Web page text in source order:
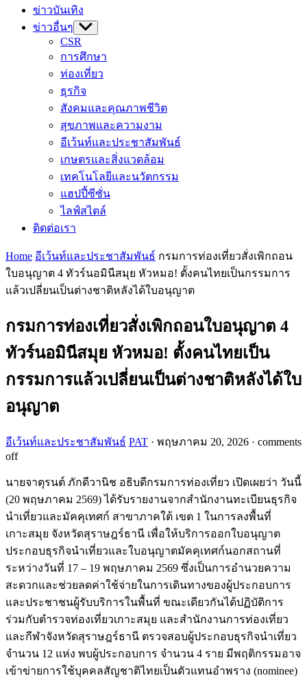
ข่าวบันเทิง
ข่าวอื่นๆ Show
sub
menu
CSR
การศึกษา
ท่องเที่ยว
ธุรกิจ
สังคมและคุณภาพชีวิต
สุขภาพและความงาม
อีเว้นท์และประชาสัมพันธ์
เกษตรและสิ่งแวดล้อม
เทคโนโลยีและนวัตกรรม
แฮปปี้ซีซั่น
ไลฟ์สไตล์
ติดต่อเรา
Home อีเว้นท์และประชาสัมพันธ์ กรมการท่องเที่ยวสั่งเพิกถอน
ใบอนุญาต 4 ทัวร์นอมินีสมุย หัวหมอ! ตั้งคนไทยเป็นกรรมการ
แล้วเปลี่ยนเป็นต่างชาติหลังได้ใบอนุญาต
กรมการท่องเที่ยวสั่งเพิกถอนใบอนุญาต 4
ทัวร์นอมินีสมุย หัวหมอ! ตั้งคนไทยเป็น
กรรมการแล้วเปลี่ยนเป็นต่างชาติหลังได้ใบ
อนุญาต
อีเว้นท์และประชาสัมพันธ์ PAT · พฤษภาคม 20, 2026 · comments
off
นายจาตุรนต์ ภักดีวานิช อธิบดีกรมการท่องเที่ยว เปิดเผยว่า วันนี้
(20 พฤษภาคม 2569) ได้รับรายงานจากสำนักงานทะเบียนธุรกิจ
นำเที่ยวและมัคคุเทศก์ สาขาภาคใต้ เขต 1 ในการลงพื้นที่
เกาะสมุย จังหวัดสุราษฎร์ธานี เพื่อให้บริการออกใบอนุญาต
ประกอบธุรกิจนำเที่ยวและใบอนุญาตมัคคุเทศก์นอกสถานที่
ระหว่างวันที่ 17 – 19 พฤษภาคม 2569 ซึ่งเป็นการอำนวยความ
สะดวกและช่วยลดค่าใช้จ่ายในการเดินทางของผู้ประกอบการ
และประชาชนผู้รับบริการในพื้นที่ ขณะเดียวกันได้ปฏิบัติการ
ร่วมกับตำรวจท่องเที่ยวเกาะสมุย และสำนักงานการท่องเที่ยว
และกีฬาจังหวัดสุราษฎร์ธานี ตรวจสอบผู้ประกอบธุรกิจนำเที่ยว
จำนวน 12 แห่ง พบผู้ประกอบการ จำนวน 4 ราย มีพฤติกรรมอาจ
เข้าข่ายการใช้บุคคลสัญชาติไทยเป็นตัวแทนอำพราง (nominee)